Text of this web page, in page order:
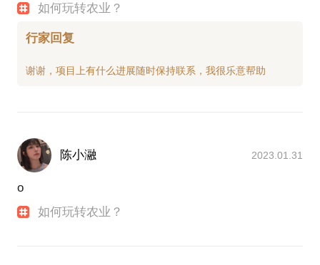
如何玩转农业？
行家回复
陈小瀜 2023.01.31
o
如何玩转农业？